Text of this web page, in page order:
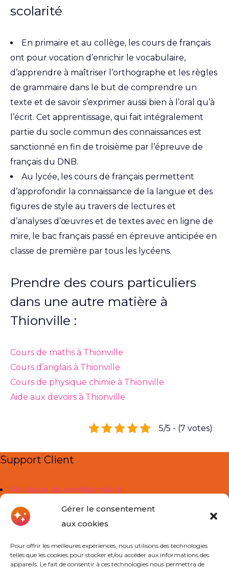
Gérer le consentement
aux cookies
Pour offrir les meilleures expériences, nous utilisons des technologies
telles que les cookies pour stocker et/ou accéder aux informations des
appareils. Le fait de consentir à ces technologies nous permettra de
scolarité
En primaire et au collège, les cours de français
ont pour vocation d’enrichir le vocabulaire,
d’apprendre à maîtriser l’orthographe et les règles
de grammaire dans le but de comprendre un
texte et de savoir s’exprimer aussi bien à l’oral qu’à
l’écrit. Cet apprentissage, qui fait intégralement
partie du socle commun des connaissances est
sanctionné en fin de troisième par l’épreuve de
français du DNB.
Au lycée, les cours de français permettent
d’approfondir la connaissance de la langue et des
figures de style au travers de lectures et
d’analyses d’œuvres et de textes avec en ligne de
mire, le bac français passé en épreuve anticipée en
classe de première par tous les lycéens.
Prendre des cours particuliers
dans une autre matière à
Thionville :
Cours de maths à Thionville
Cours d’anglais à Thionville
Cours de physique chimie à Thionville
Aide aux devoirs à Thionville
5/5 - (7 votes)
Support Client
Politique de confidentialité
Mentions légales
À propos de nous